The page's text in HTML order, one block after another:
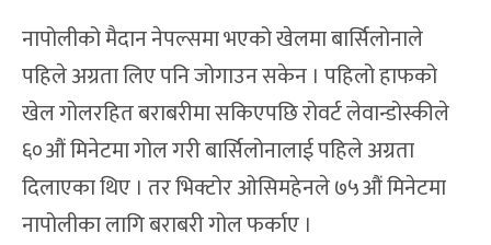
नापोलीको मैदान नेपल्समा भएको खेलमा बार्सिलोनाले
पहिले अग्रता लिए पनि जोगाउन सकेन । पहिलो हाफको
खेल गोलरहित बराबरीमा सकिएपछि रोवर्ट लेवान्डोस्कीले
६०औं मिनेटमा गोल गरी बार्सिलोनालाई पहिले अग्रता
दिलाएका थिए । तर भिक्टोर ओसिमहेनले ७५औं मिनेटमा
नापोलीका लागि बराबरी गोल फर्काए ।